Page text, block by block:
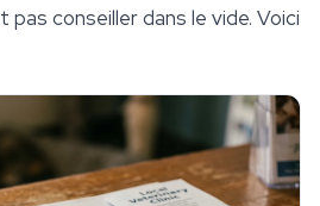
conseiller dans le vide. Voici